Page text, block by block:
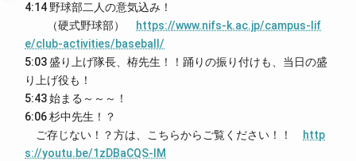
4:14 野球部二人の意気込み！
（硬式野球部）
https://www.nifs-k.ac.jp/campus-lif
e/club-activities/baseball/
5:03 盛り上げ隊長、栫先生！！踊りの振り付けも、当日の盛
り上げ役も！
5:43 始まる～～～！
6:06 杉中先生！？
ご存じない！？方は、こちらからご覧ください！！
http
s://youtu.be/1zDBaCQS-lM